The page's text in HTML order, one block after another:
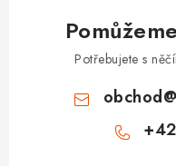
Potřebujete s
obchod